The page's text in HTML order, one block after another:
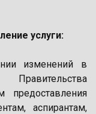
услуги:
изменений в
предоставления
аспирантам,